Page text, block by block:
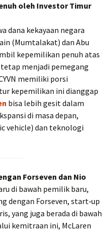
oleh Investor Timur
dana kekayaan negara
(Mumtalakat) dan Abu
kepemilikan penuh atas
menjadi pemegang
memiliki porsi
kepemilikan ini dianggap
bisa lebih gesit dalam
di masa depan,
vehicle) dan teknologi
Forseven dan Nio
di bawah pemilik baru,
dengan Forseven, start‑up
yang juga berada di bawah
kemitraan ini, McLaren